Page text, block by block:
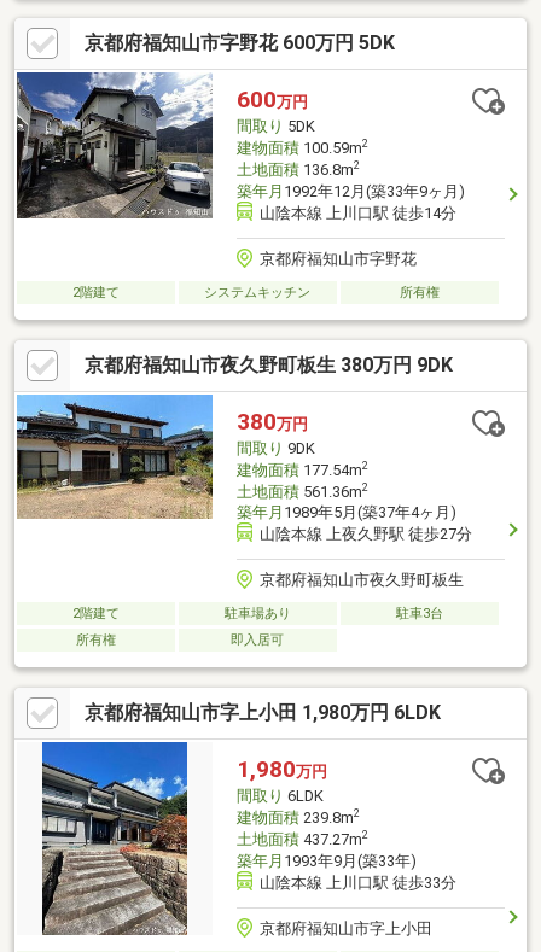
フレッシュ山東支店：車約8分■ファミリーマート 山東町店：車
約8分◆ホームライフ不動産◆当日の内覧・ご見学もご相談くだ
さい♪メールやお電話でも各種ご相談を承っております！『お家探
し』『ご売却』『リフォーム』『新築』などのご相談は『アーキ
ホームライフ不動産』におまかせ下さい！
京都府福知山市字野花 600万円 5DK
600万円
間取り 5DK
建物面積100.59m2
土地面積136.8m2
築年月 1992年12月(築33年9ヶ月)
山陰本線 上川口駅 徒歩14分
京都府福知山市字野花
2階建て システムキッチン 所有権
京都府福知山市夜久野町板生 380万円 9DK
380万円
間取り 9DK
建物面積177.54m2
土地面積561.36m2
築年月 1989年5月(築37年4ヶ月)
山陰本線 上夜久野駅 徒歩27分
京都府福知山市夜久野町板生
2階建て 駐車場あり
駐車3台
所有権
即入居可
京都府福知山市字上小田 1,980万円 6LDK
1,980万円
間取り 6LDK
建物面積239.8m2
土地面積437.27m2
築年月 1993年9月(築33年)
山陰本線 上川口駅 徒歩33分
京都府福知山市字上小田